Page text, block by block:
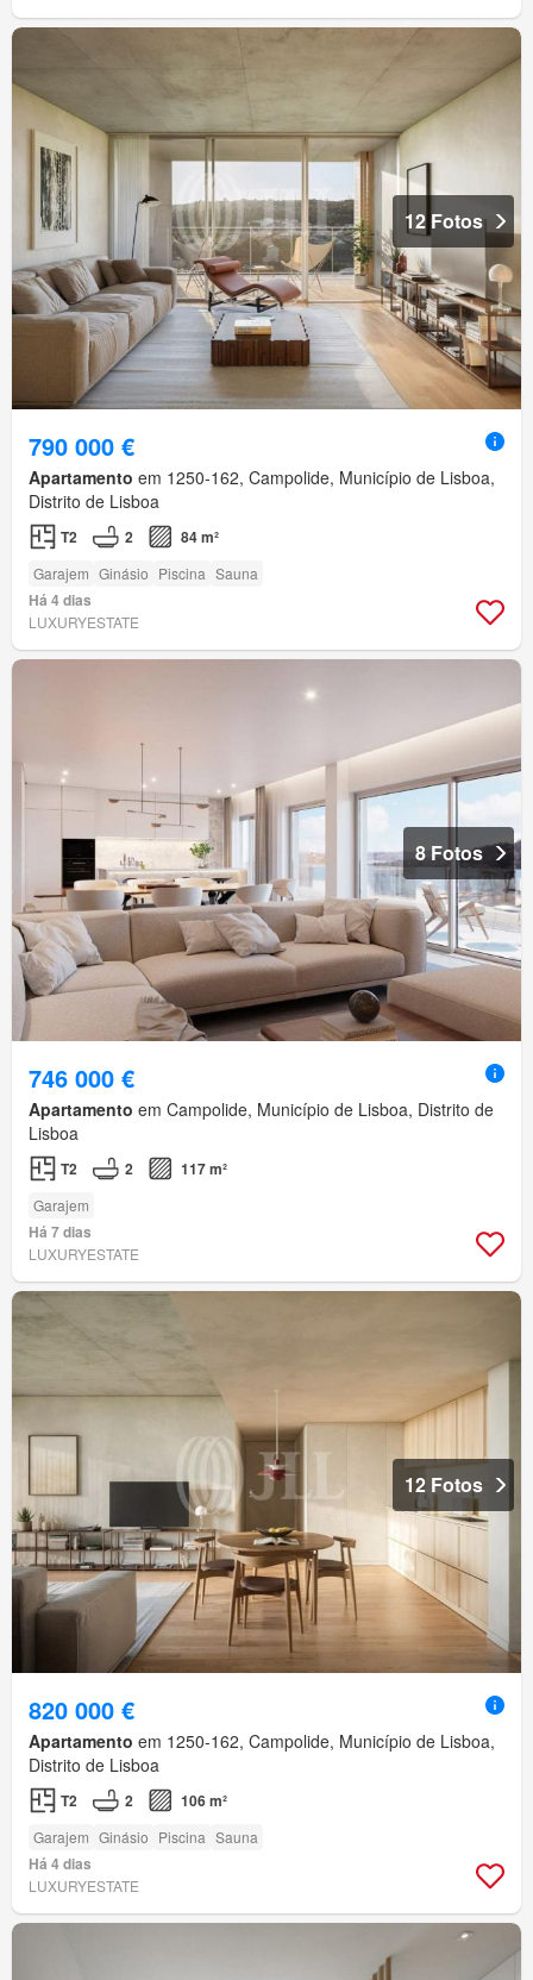
12 Fotos
790 000 €
Apartamento em 1250-162, Campolide, Município de Lisboa,
Distrito de Lisboa
T2 2 84 m²
Garajem Ginásio Piscina Sauna
Há 4 dias
LUXURYESTATE
8 Fotos
746 000 €
Apartamento em Campolide, Município de Lisboa, Distrito de
Lisboa
T2 2 117 m²
Garajem
Há 7 dias
LUXURYESTATE
12 Fotos
820 000 €
Apartamento em 1250-162, Campolide, Município de Lisboa,
Distrito de Lisboa
T2 2 106 m²
Garajem Ginásio Piscina Sauna
Há 4 dias
LUXURYESTATE